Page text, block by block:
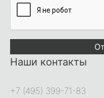
Наши контакты
+7 (495) 399-71-83